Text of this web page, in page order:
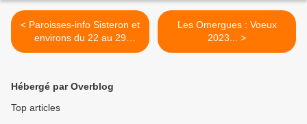
< Paroisses-info Sisteron et
environs du 22 au 29
janvier 2023...
Les Omergues : Voeux
2023... >
Hébergé par Overblog
Top articles